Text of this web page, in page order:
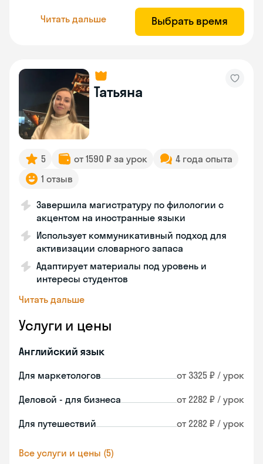
Читать дальше Выбрать время
Татьяна
5 от 1590 ₽ за урок
4 года опыта
1 отзыв
Завершила магистратуру по филологии с
акцентом на иностранные языки
Использует коммуникативный подход для
активизации словарного запаса
Адаптирует материалы под уровень и
интересы студентов
Читать дальше
Услуги и цены
Английский язык
Для маркетологов от 3325 ₽ / урок
Деловой - для бизнеса от 2282 ₽ / урок
Для путешествий от 2282 ₽ / урок
Все услуги и цены (5)